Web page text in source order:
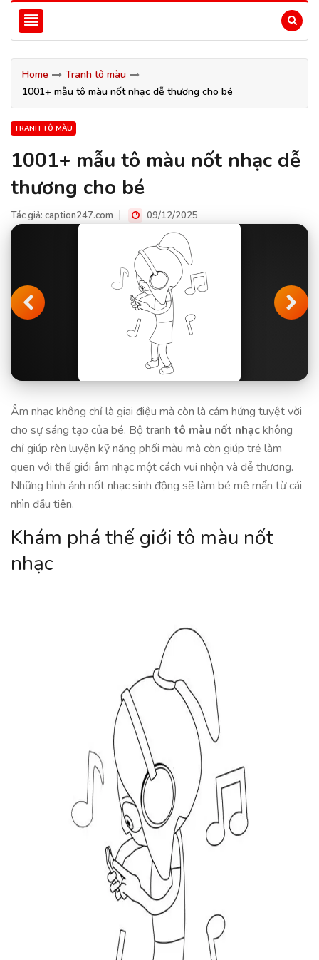
Home
Tranh tô màu
1001+ mẫu tô màu nốt nhạc dễ thương cho bé
TRANH TÔ MÀU
1001+ mẫu tô màu nốt nhạc dễ
thương cho bé
Tác giả: caption247.com 09/12/2025
Âm nhạc không chỉ là giai điệu mà còn là cảm hứng tuyệt vời
cho sự sáng tạo của bé. Bộ tranh tô màu nốt nhạckhông
chỉ giúp rèn luyện kỹ năng phối màu mà còn giúp trẻ làm
quen với thế giới âm nhạc một cách vui nhộn và dễ thương.
Những hình ảnh nốt nhạc sinh động sẽ làm bé mê mẩn từ cái
nhìn đầu tiên.
Khám phá thế giới tô màu nốt
nhạc